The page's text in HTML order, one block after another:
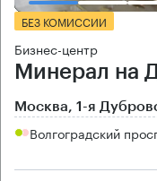
БЕЗ КОМИССИИ
Бизнес-центр
Минерал на
Москва, 1-я
Волгоградский